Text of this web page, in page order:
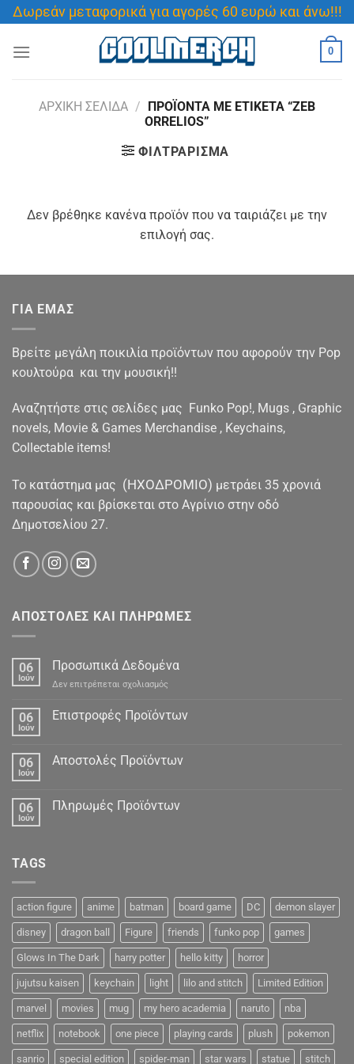
Μετάβαση
στο
περιεχόμενο
Δωρεάν μεταφορικά για αγορές 60 ευρώ και άνω!!!
0
ΑΡΧΙΚΉ ΣΕΛΊΔΑ / ΠΡΟΪΌΝΤΑ ΜΕ ΕΤΙΚΈΤΑ “ZEB
ORRELIOS”
ΦΙΛΤΡΆΡΙΣΜΑ
Δεν βρέθηκε κανένα προϊόν που να ταιριάζει με την
επιλογή σας.
ΓΙΑ ΕΜΑΣ
Βρείτε μεγάλη ποικιλία προϊόντων που αφορούν την Pop
κουλτούρα και την μουσική!!
Αναζητήστε στις σελίδες μας Funko Pop!, Mugs , Graphic
novels, Movie & Games Merchandise , Keychains,
Collectable items!
To κατάστημα μας (ΗΧΟΔΡΟΜΙΟ) μετράει 35 χρονιά
παρουσίας και βρίσκεται στο Αγρίνιο στην οδό
Δημοτσελίου 27.
ΑΠΟΣΤΟΛΕΣ ΚΑΙ ΠΛΗΡΩΜΕΣ
06
Ιούν
Προσωπικά Δεδομένα
Δεν επιτρέπεται σχολιασμός
Δεδομένα
06
Ιούν
Επιστροφές Προϊόντων
06
Ιούν
Αποστολές Προϊόντων
06
Ιούν
Πληρωμές Προϊόντων
TAGS
action figure anime batman board game DC demon slayer
disney dragon ball Figure friends funko pop games
Glows In The Dark harry potter hello kitty horror
jujutsu kaisen keychain light lilo and stitch Limited Edition
marvel movies mug my hero academia naruto nba
netflix notebook one piece playing cards plush pokemon
sanrio special edition spider-man star wars statue stitch